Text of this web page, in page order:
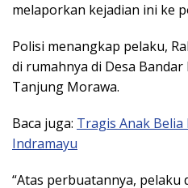
melaporkan kejadian ini ke
Polisi menangkap pelaku,
di rumahnya di Desa
Tanjung Morawa.
Baca juga: Tragis Anak
Indramayu
“Atas perbuatannya, pelaku